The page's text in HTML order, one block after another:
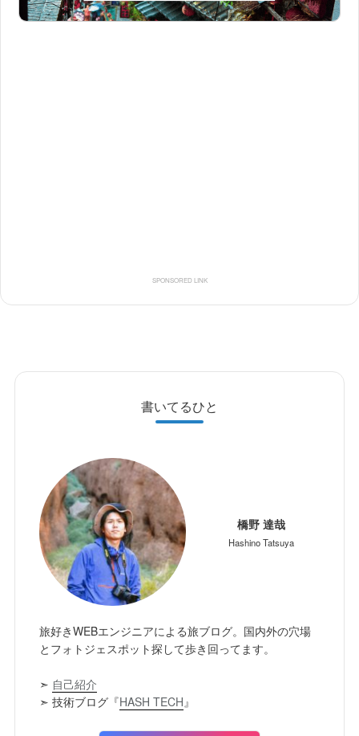
書いてるひと
橋野 達哉
Hashino Tatsuya
旅好きWEBエンジニアによる旅ブログ。国内外の穴場
とフォトジェスポット探して歩き回ってます。
➣ 自己紹介
➣ 技術ブログ『HASH TECH 』